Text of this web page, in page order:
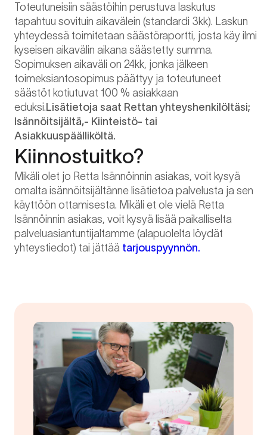
Toteutuneisiin säästöihin perustuva laskutus
tapahtuu sovituin aikavälein (standardi 3kk). Laskun
yhteydessä toimitetaan säästöraportti, josta käy ilmi
kyseisen aikavälin aikana säästetty summa.
Sopimuksen aikaväli on 24kk, jonka jälkeen
toimeksiantosopimus päättyy ja toteutuneet
säästöt kotiutuvat 100 % asiakkaan
eduksi.Lisätietoja saat Rettan yhteyshenkilöltäsi;
Isännöitsijältä,- Kiinteistö- tai
Asiakkuuspäälliköltä.
Kiinnostuitko?
Mikäli olet jo Retta Isännöinnin asiakas, voit kysyä
omalta isännöitsijältänne lisätietoa palvelusta ja sen
käyttöön ottamisesta. Mikäli et ole vielä Retta
Isännöinnin asiakas, voit kysyä lisää paikalliselta
palveluasiantuntijaltamme (alapuolelta löydät
yhteystiedot) tai jättää tarjouspyynnön.